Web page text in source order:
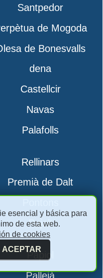
Santpedor
de Mogoda
de Bonesvalls
dena
Castellcir
Navas
Palafolls
Rellinars
Premià de Dalt
Pujalt
Papiol
Pallejà
esencial y básica para
de esta web.
de cookies
ACEPTAR